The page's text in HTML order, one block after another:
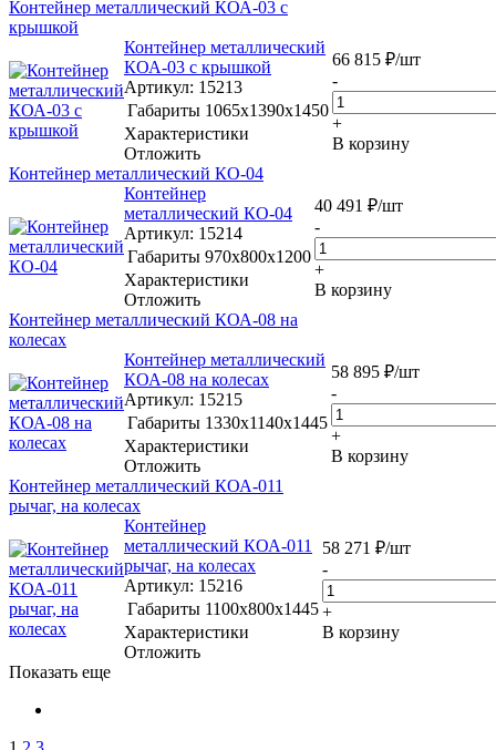
Контейнер металлический КОА-03 с
крышкой
Контейнер металлический
КОА-03 с крышкой
Артикул: 15213
Габариты 1065х1390х1450
Характеристики
Отложить
66 815 ₽/шт
-
+
В корзину
Контейнер металлический КО-04
Контейнер
металлический КО-04
Артикул: 15214
Габариты 970x800x1200
Характеристики
Отложить
40 491 ₽/шт
-
+
В корзину
Контейнер металлический КОА-08 на
колесах
Контейнер металлический
КОА-08 на колесах
Артикул: 15215
Габариты 1330x1140x1445
Характеристики
Отложить
58 895 ₽/шт
-
+
В корзину
Контейнер металлический КОА-011
рычаг, на колесах
Контейнер
металлический КОА-011
рычаг, на колесах
Артикул: 15216
Габариты 1100x800x1445
Характеристики
Отложить
58 271 ₽/шт
-
+
В корзину
Показать еще